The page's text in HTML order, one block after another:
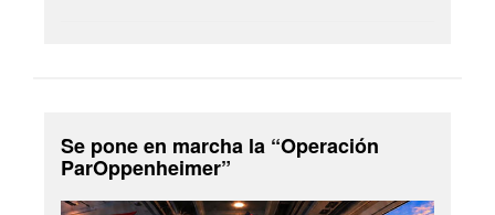
Se pone en marcha la “Operación
ParOppenheimer”